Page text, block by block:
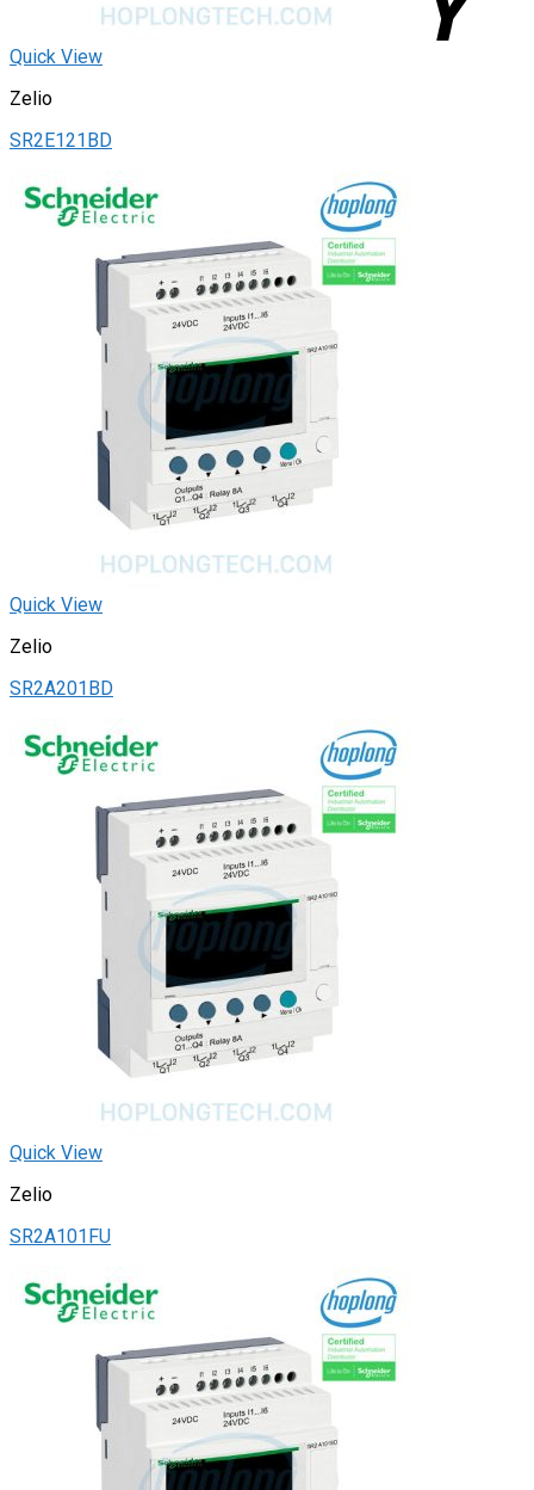
Quick View
Zelio
SR2E121BD
Quick View
Zelio
SR2A201BD
Quick View
Zelio
SR2A101FU